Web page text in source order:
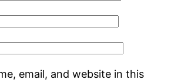
email, and website in this